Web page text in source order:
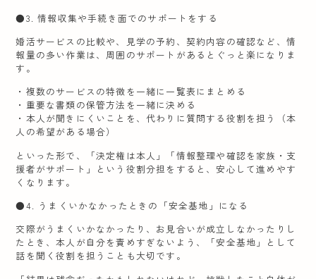
●3. 情報収集や手続き面でのサポートをする
婚活サービスの比較や、見学の予約、契約内容の確認など、情
報量の多い作業は、周囲のサポートがあるとぐっと楽になりま
す。
・複数のサービスの特徴を一緒に一覧表にまとめる
・重要な書類の保管方法を一緒に決める
・本人が聞きにくいことを、代わりに質問する役割を担う（本
人の希望がある場合）
といった形で、「決定権は本人」「情報整理や確認を家族・支
援者がサポート」という役割分担をすると、安心して進めやす
くなります。
●4. うまくいかなかったときの「安全基地」になる
交際がうまくいかなかったり、お見合いが成立しなかったりし
たとき、本人が自分を責めすぎないよう、「安全基地」として
話を聞く役割を担うことも大切です。